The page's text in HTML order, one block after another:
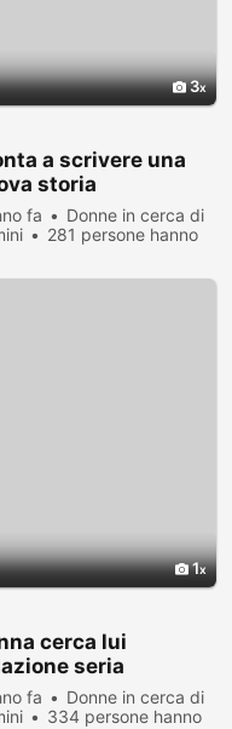
3
a scrivere una
storia
fa
Donne in cerca di
281 persone hanno
1
cerca lui
seria
fa
Donne in cerca di
334 persone hanno